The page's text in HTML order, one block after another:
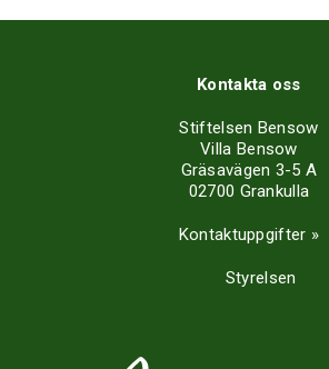
Kontakta oss
Stiftelsen Bensow
Villa Bensow
Gräsavägen 3-5 A
02700 Grankulla
Kontaktuppgifter »
Styrelsen